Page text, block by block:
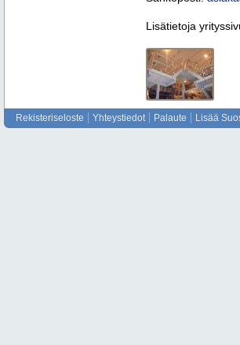
Lisätietoja
Rekisteriseloste Yhteystiedot Palaute Lisää